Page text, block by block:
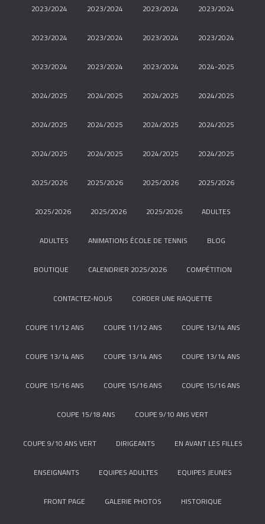
2023/2024 2023/2024 2023/2024 2023/2024
2023/2024 2023/2024 2023/2024 2023/2024
2023/2024 2023/2024 2023/2024 2024-2025
2024/2025 2024/2025 2024/2025 2024/2025
2024/2025 2024/2025 2024/2025 2024/2025
2024/2025 2024/2025 2024/2025 2024/2025
2025/2026 2025/2026 2025/2026 2025/2026
2025/2026 2025/2026 2025/2026 ADULTES
ADULTES ANIMATIONS ÉCOLE DE TENNIS BLOG
BOUTIQUE CALENDRIER 2025/2026 COMPÉTITION
CONTACTEZ-NOUS CORDER UNE RAQUETTE
COUPE 11/12 ANS COUPE 11/12 ANS COUPE 13/14 ANS
COUPE 13/14 ANS COUPE 13/14 ANS COUPE 13/14 ANS
COUPE 15/16 ANS COUPE 15/16 ANS COUPE 15/16 ANS
COUPE 15/18 ANS COUPE 9/10 ANS VERT
COUPE 9/10 ANS VERT DIRIGEANTS EN AVANT LES FILLES
ENSEIGNANTS EQUIPES ADULTES EQUIPES JEUNES
FRONT PAGE GALERIE PHOTOS HISTORIQUE